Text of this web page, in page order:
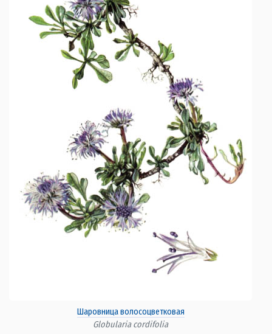
Шаровница волосоцветковая
Globularia cordifolia